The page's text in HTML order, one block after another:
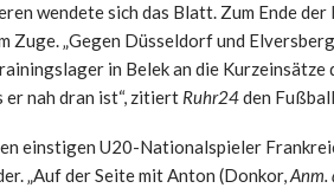
wendete sich das Blatt. Zum Ende der
Zuge. „Gegen Düsseldorf und
in Belek an die
er nah dran ist“, zitiert Ruhr24den
einstigen U20-Nationalspieler
„Auf der Seite mit Anton (Donkor,Anm.